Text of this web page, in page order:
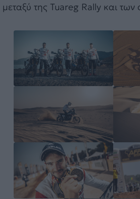
μεταξύ της Tuareg Rally και